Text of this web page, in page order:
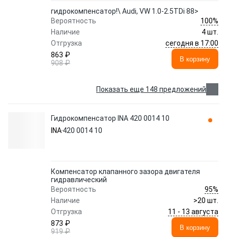
гидрокомпенсатор!\ Audi, VW 1.0-2.5TDi 88>
Вероятность
100%
Наличие
4 шт.
Отгрузка
сегодня в 17:00
863 ₽
908 ₽
В корзину
Показать еще 148 предложений
Гидрокомпенсатор INA 420 0014 10
INA420 0014 10
Компенсатор клапанного зазора двигателя
гидравлический
Вероятность
95%
Наличие
>20 шт.
Отгрузка
11 - 13 августа
873 ₽
919 ₽
В корзину